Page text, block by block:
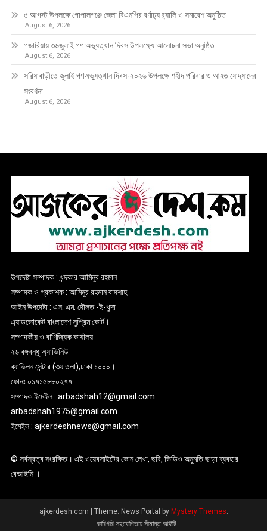
৫ আগস্ট উপলক্ষে গোপালগঞ্জে জেলা বিএনপির বর্ণাঢ্য র‍্যালি ও সমাবেশ অনুষ্ঠিত
August 6, 2026
গজারিয়ায় ৩৬জুলাই গণ অভ্যুত্থান দিবস উপলক্ষ্যে আলোচনা সভা অনুষ্ঠিত
August 6, 2026
সরিষাবাড়ীতে জুলাই গণঅভ্যুত্থান দিবস-২০২৬ উপলক্ষে শহীদ পরিবার ও আহত যোদ্ধাদের
সংবর্ধনা
August 6, 2026
উপদেষ্টা সম্পাদক : খন্দকার আমিনুর রহমান
সম্পাদক ও প্রকাশক : আমিনুর রহমান বাদশাহ
আইন উপদেষ্টা : এস. এম. দৌলত -ই-খুদা
এ্যাডভোকেট বাংলাদেশ সুপ্রিম কোর্ট।
সম্পাদকীয় ও বাণিজ্যিক কার্যালয়
২৬ বঙ্গবন্ধু অ্যাভিনিউ
ব্যাভিলন সেন্টার (৩য় তলা),ঢাকা ১০০০।
ফোনঃ ০১৭১৫৮৮০২৭৭
সম্পাদক ইমেইল : arbadshah12@gmail.com
arbadshah1975@gmail.com
ইমেইল : ajkerdeshnews@gmail.com
© সর্বস্বত্ব সংরক্ষিত। এই ওয়েবসাইটের কোন লেখা, ছবি, ভিডিও অনুমতি ছাড়া ব্যবহার
বেআইনি ।
ajkerdesh.com Theme: News Portal by Mystery Themes.
কারিগরি সহযোগিতায় সীমান্ত আইটি